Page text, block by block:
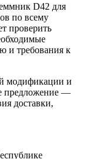
D42 для
по всему
проверить
и требования к
модификации и
предложение —
доставки,